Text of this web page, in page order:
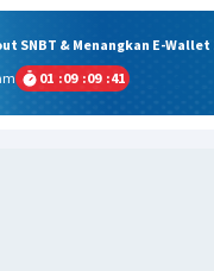
SNBT & Menangkan E-Wallet
01 :09 :09 :40